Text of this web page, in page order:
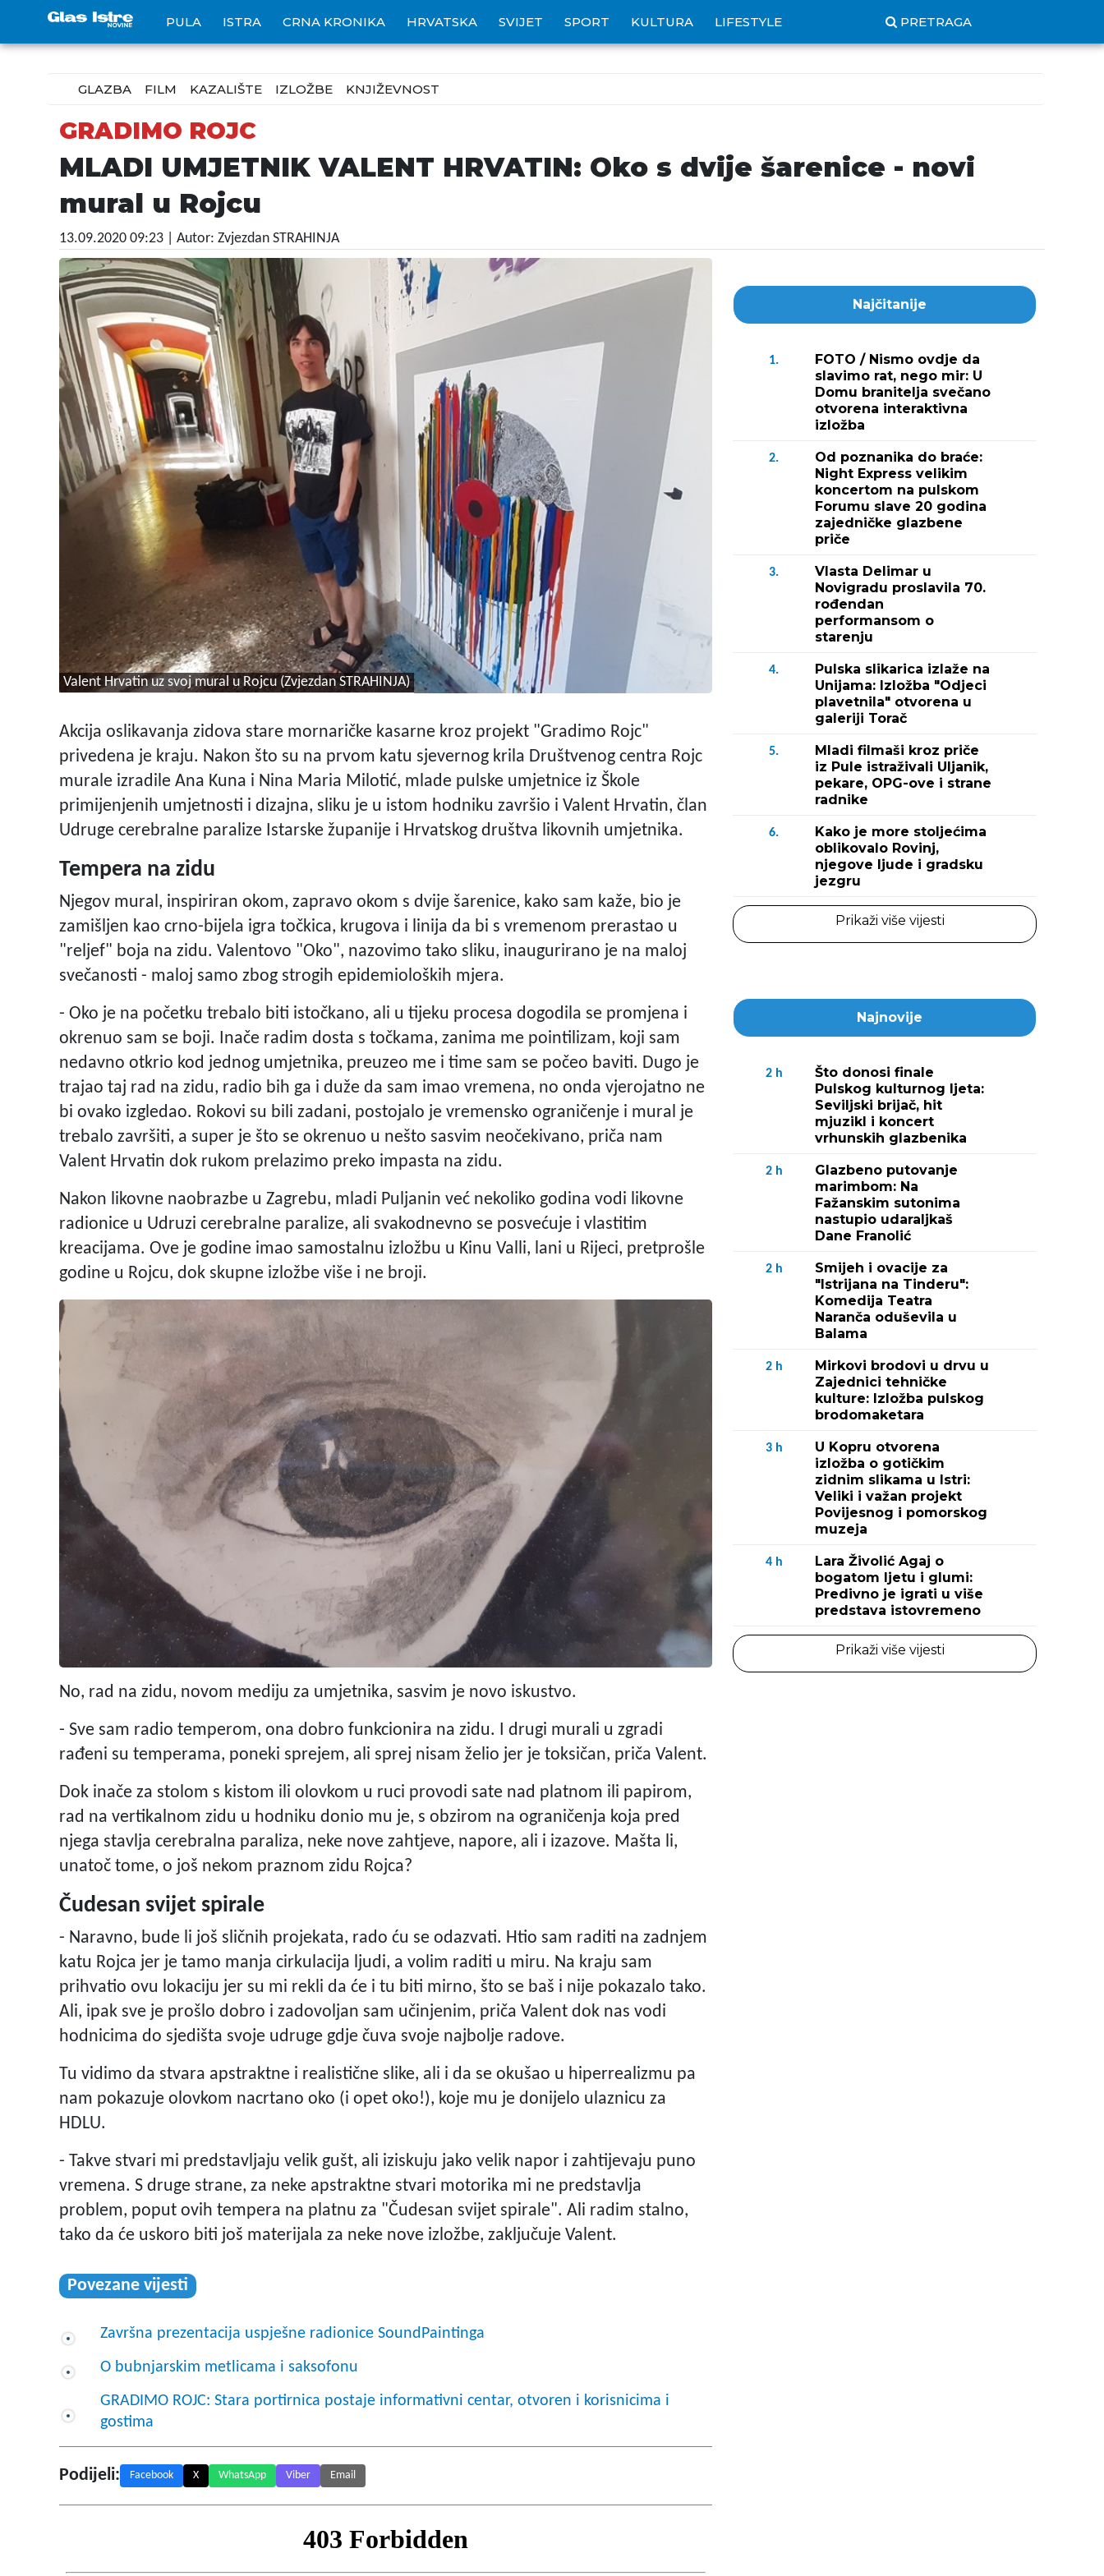
PULA ISTRA CRNA KRONIKA HRVATSKA SVIJET SPORT KULTURA LIFESTYLE PRETRAGA
GLAZBA FILM KAZALIŠTE IZLOŽBE KNJIŽEVNOST
GRADIMO ROJC
MLADI UMJETNIK VALENT HRVATIN: Oko s dvije šarenice - novi
mural u Rojcu
13.09.2020 09:23 | Autor: Zvjezdan STRAHINJA
Valent Hrvatin uz svoj mural u Rojcu (Zvjezdan STRAHINJA)
Akcija oslikavanja zidova stare mornaričke kasarne kroz projekt "Gradimo Rojc"
privedena je kraju. Nakon što su na prvom katu sjevernog krila Društvenog centra Rojc
murale izradile Ana Kuna i Nina Maria Milotić, mlade pulske umjetnice iz Škole
primijenjenih umjetnosti i dizajna, sliku je u istom hodniku završio i Valent Hrvatin, član
Udruge cerebralne paralize Istarske županije i Hrvatskog društva likovnih umjetnika.
Tempera na zidu
Njegov mural, inspiriran okom, zapravo okom s dvije šarenice, kako sam kaže, bio je
zamišljen kao crno-bijela igra točkica, krugova i linija da bi s vremenom prerastao u
"reljef" boja na zidu. Valentovo "Oko", nazovimo tako sliku, inaugurirano je na maloj
svečanosti - maloj samo zbog strogih epidemioloških mjera.
- Oko je na početku trebalo biti istočkano, ali u tijeku procesa dogodila se promjena i
okrenuo sam se boji. Inače radim dosta s točkama, zanima me pointilizam, koji sam
nedavno otkrio kod jednog umjetnika, preuzeo me i time sam se počeo baviti. Dugo je
trajao taj rad na zidu, radio bih ga i duže da sam imao vremena, no onda vjerojatno ne
bi ovako izgledao. Rokovi su bili zadani, postojalo je vremensko ograničenje i mural je
trebalo završiti, a super je što se okrenuo u nešto sasvim neočekivano, priča nam
Valent Hrvatin dok rukom prelazimo preko impasta na zidu.
Nakon likovne naobrazbe u Zagrebu, mladi Puljanin već nekoliko godina vodi likovne
radionice u Udruzi cerebralne paralize, ali svakodnevno se posvećuje i vlastitim
kreacijama. Ove je godine imao samostalnu izložbu u Kinu Valli, lani u Rijeci, pretprošle
godine u Rojcu, dok skupne izložbe više i ne broji.
No, rad na zidu, novom mediju za umjetnika, sasvim je novo iskustvo.
- Sve sam radio temperom, ona dobro funkcionira na zidu. I drugi murali u zgradi
rađeni su temperama, poneki sprejem, ali sprej nisam želio jer je toksičan, priča Valent.
Dok inače za stolom s kistom ili olovkom u ruci provodi sate nad platnom ili papirom,
rad na vertikalnom zidu u hodniku donio mu je, s obzirom na ograničenja koja pred
njega stavlja cerebralna paraliza, neke nove zahtjeve, napore, ali i izazove. Mašta li,
unatoč tome, o još nekom praznom zidu Rojca?
Čudesan svijet spirale
- Naravno, bude li još sličnih projekata, rado ću se odazvati. Htio sam raditi na zadnjem
katu Rojca jer je tamo manja cirkulacija ljudi, a volim raditi u miru. Na kraju sam
prihvatio ovu lokaciju jer su mi rekli da će i tu biti mirno, što se baš i nije pokazalo tako.
Ali, ipak sve je prošlo dobro i zadovoljan sam učinjenim, priča Valent dok nas vodi
hodnicima do sjedišta svoje udruge gdje čuva svoje najbolje radove.
Tu vidimo da stvara apstraktne i realistične slike, ali i da se okušao u hiperrealizmu pa
nam pokazuje olovkom nacrtano oko (i opet oko!), koje mu je donijelo ulaznicu za
HDLU.
- Takve stvari mi predstavljaju velik gušt, ali iziskuju jako velik napor i zahtijevaju puno
vremena. S druge strane, za neke apstraktne stvari motorika mi ne predstavlja
problem, poput ovih tempera na platnu za "Čudesan svijet spirale". Ali radim stalno,
tako da će uskoro biti još materijala za neke nove izložbe, zaključuje Valent.
Povezane vijesti
Završna prezentacija uspješne radionice SoundPaintinga
O bubnjarskim metlicama i saksofonu
GRADIMO ROJC: Stara portirnica postaje informativni centar, otvoren i korisnicima i
gostima
Podijeli: Facebook X WhatsApp Viber Email
Najčitanije
1.
FOTO / Nismo ovdje da
slavimo rat, nego mir: U
Domu branitelja svečano
otvorena interaktivna
izložba
2.
Od poznanika do braće:
Night Express velikim
koncertom na pulskom
Forumu slave 20 godina
zajedničke glazbene
priče
3.
Vlasta Delimar u
Novigradu proslavila 70.
rođendan
performansom o
starenju
4.
Pulska slikarica izlaže na
Unijama: Izložba "Odjeci
plavetnila" otvorena u
galeriji Torač
5.
Mladi filmaši kroz priče
iz Pule istraživali Uljanik,
pekare, OPG-ove i strane
radnike
6.
Kako je more stoljećima
oblikovalo Rovinj,
njegove ljude i gradsku
jezgru
Prikaži više vijesti
Najnovije
2 h
Što donosi finale
Pulskog kulturnog ljeta:
Seviljski brijač, hit
mjuzikl i koncert
vrhunskih glazbenika
2 h
Glazbeno putovanje
marimbom: Na
Fažanskim sutonima
nastupio udaraljkaš
Dane Franolić
2 h
Smijeh i ovacije za
"Istrijana na Tinderu":
Komedija Teatra
Naranča oduševila u
Balama
2 h
Mirkovi brodovi u drvu u
Zajednici tehničke
kulture: Izložba pulskog
brodomaketara
3 h
U Kopru otvorena
izložba o gotičkim
zidnim slikama u Istri:
Veliki i važan projekt
Povijesnog i pomorskog
muzeja
4 h
Lara Živolić Agaj o
bogatom ljetu i glumi:
Predivno je igrati u više
predstava istovremeno
Prikaži više vijesti